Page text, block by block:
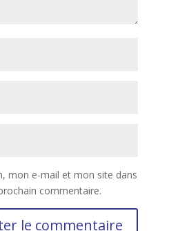
mon e-mail et mon site dans
commentaire.